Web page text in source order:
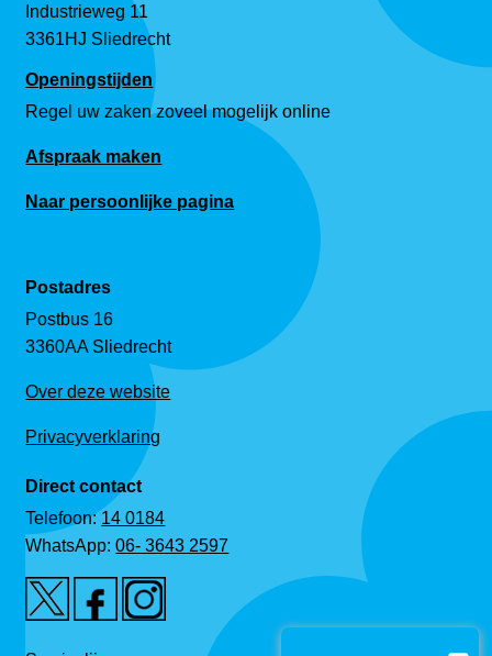
Industrieweg 11
3361HJ Sliedrecht
Openingstijden
Regel uw zaken zoveel mogelijk online
Afspraak maken
Naar persoonlijke pagina
Postadres
Postbus 16
3360AA Sliedrecht
Over deze website
Privacyverklaring
Direct contact
Telefoon:14 0184
WhatsApp:06- 3643 2597